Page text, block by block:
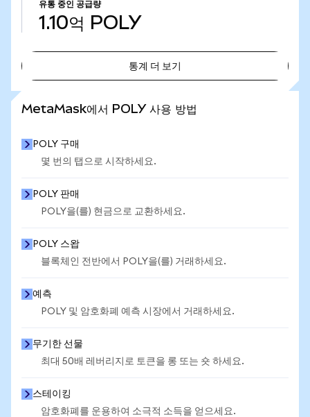
유통 중인 공급량
1.10억 POLY
통계 더 보기
MetaMask에서 POLY 사용 방법
POLY 구매
몇 번의 탭으로 시작하세요.
POLY 판매
POLY을(를) 현금으로 교환하세요.
POLY 스왑
블록체인 전반에서 POLY을(를) 거래하세요.
예측
POLY 및 암호화폐 예측 시장에서 거래하세요.
무기한 선물
최대 50배 레버리지로 토큰을 롱 또는 숏 하세요.
스테이킹
암호화폐를 운용하여 소극적 소득을 얻으세요.